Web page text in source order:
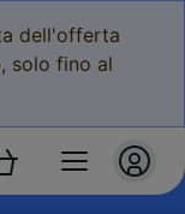
dell'offerta
, solo fino al